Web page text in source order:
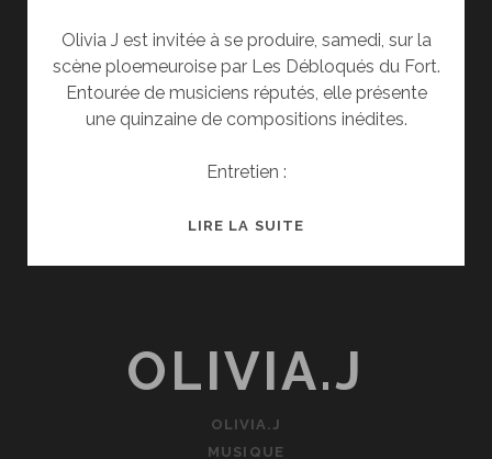
Olivia J est invitée à se produire, samedi, sur la
scène ploemeuroise par Les Débloqués du Fort.
Entourée de musiciens réputés, elle présente
une quinzaine de compositions inédites.
Entretien :
LIRE LA SUITEOUEST
OLIVIA.J
OLIVIA.J
MUSIQUE